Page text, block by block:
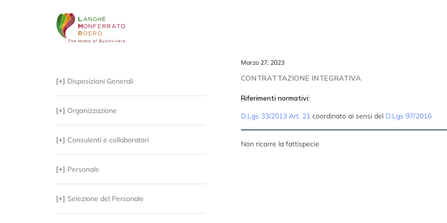
[+] Disposizioni Generali
[+] Organizzazione
[+] Consulenti e collaboratori
[+] Personale
[+] Selezione del Personale
Marzo 27, 2023
CONTRATTAZIONE INTEGRATIVA
Riferimenti normativi:
D.Lgs 33/2013 Art. 21 coordinato ai sensi del D.Lgs 97/2016
Non ricorre la fattispecie